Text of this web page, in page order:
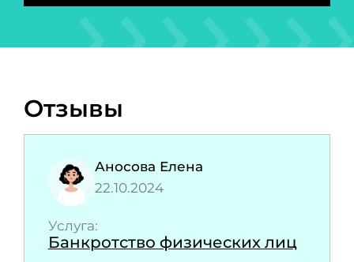
Отзывы
Аносова Елена
22.10.2024
Услуга:
Банкротство физических лиц